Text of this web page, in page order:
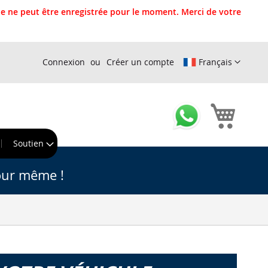
ne peut être enregistrée pour le moment. Merci de votre
Français
Connexion Créer un compte
Soutien
même !